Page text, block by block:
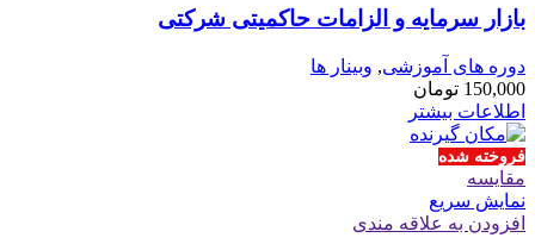
بازار سرمایه و الزامات حاکمیتی شرکتی
دوره های آموزشی, وبینار ها
150,000 تومان
اطلاعات بیشتر
فروخته شده
مقايسه
نمایش سریع
افزودن به علاقه مندی